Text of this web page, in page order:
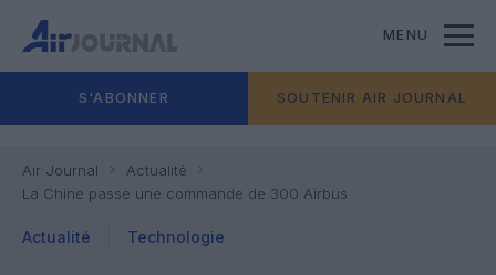
MENU
S'ABONNER SOUTENIR AIR JOURNAL
Air Journal
Actualité
La Chine passe une commande de 300 Airbus
Actualité Technologie